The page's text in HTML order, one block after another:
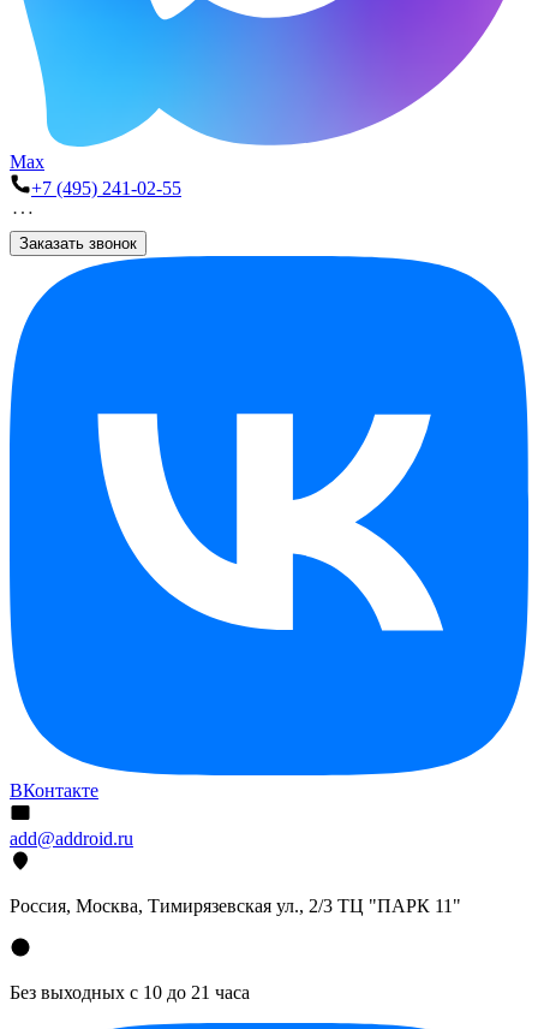
Max
+7 (495) 241-02-55
Заказать звонок
ВКонтакте
add@addroid.ru
Россия, Москва, Тимирязевская ул., 2/3 ТЦ "ПАРК 11"
Без выходных с 10 до 21 часа